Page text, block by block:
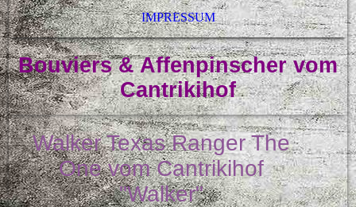
IMPRESSUM
Bouviers & Affenpinscher vom
Cantrikihof
Walker Texas Ranger The
One vom Cantrikihof
"Walker"